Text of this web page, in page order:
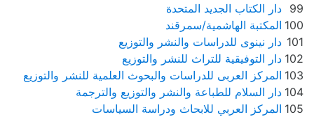
99 دار الكتاب الجديد المتحدة
100 المكتبة الهاشمية/سمرقند
101 دار نينوى للدراسات والنشر والتوزيع
102 دار التوفيقية للتراث للنشر والتوزيع
103 المركز العربى للدراسات والبحوث العلمية للنشر والتوزيع
104 دار السلام للطباعة والنشر والتوزيع والترجمة
105 المركز العربي للابحاث ودراسة السياسات